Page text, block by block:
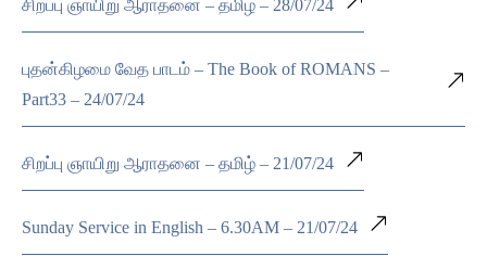
சிறப்பு ஞாயிறு ஆராதனை – தமிழ் – 28/07/24
புதன்கிழமை வேத பாடம் – The Book of ROMANS –
Part33 – 24/07/24
சிறப்பு ஞாயிறு ஆராதனை – தமிழ் – 21/07/24
Sunday Service in English – 6.30AM – 21/07/24